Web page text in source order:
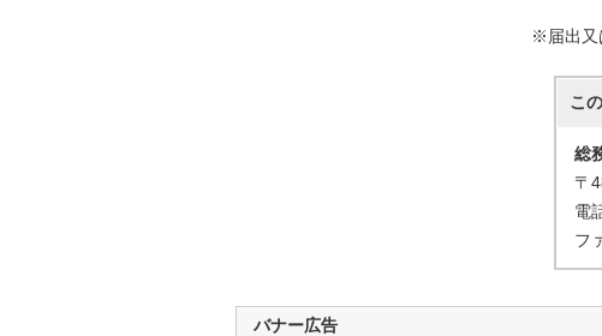
※届出又
こ
総
〒
電
フ
バナー広告